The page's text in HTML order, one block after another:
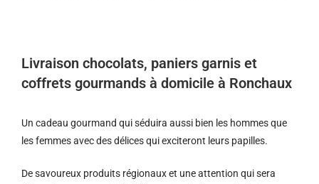
Livraison chocolats, paniers garnis et
coffrets gourmands à domicile à Ronchaux
Un cadeau gourmand qui séduira aussi bien les hommes que
les femmes avec des délices qui exciteront leurs papilles.
De savoureux produits régionaux et une attention qui sera